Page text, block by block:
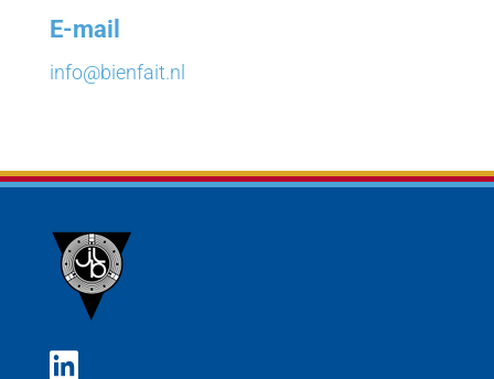
E-mail
info@bienfait.nl